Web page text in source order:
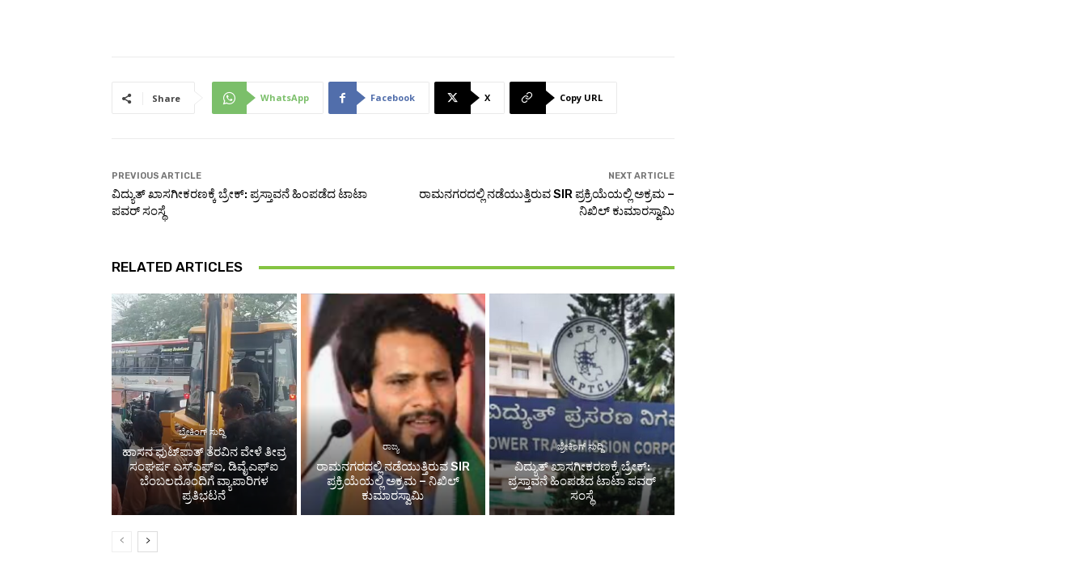
Share WhatsApp Facebook X Copy URL
PREVIOUS ARTICLE
ವಿದ್ಯುತ್ ಖಾಸಗೀಕರಣಕ್ಕೆ ಬ್ರೇಕ್: ಪ್ರಸ್ತಾವನೆ ಹಿಂಪಡೆದ ಟಾಟಾ
ಪವರ್ ಸಂಸ್ಥೆ
NEXT ARTICLE
ರಾಮನಗರದಲ್ಲಿ ನಡೆಯುತ್ತಿರುವ SIR ಪ್ರಕ್ರಿಯೆಯಲ್ಲಿ ಅಕ್ರಮ –
ನಿಖಿಲ್ ಕುಮಾರಸ್ವಾಮಿ
RELATED ARTICLES
ಬ್ರೇಕಿಂಗ್ ಸುದ್ದಿ
ಹಾಸನ ಫುಟ್‌ಪಾತ್ ತೆರವಿನ ವೇಳೆ ತೀವ್ರ
ಸಂಘರ್ಷ ಎಸ್‌ಎಫ್‌ಐ, ಡಿವೈಎಫ್‌ಐ
ಬೆಂಬಲದೊಂದಿಗೆ ವ್ಯಾಪಾರಿಗಳ
ಪ್ರತಿಭಟನೆ
ರಾಜ್ಯ
ರಾಮನಗರದಲ್ಲಿ ನಡೆಯುತ್ತಿರುವ SIR
ಪ್ರಕ್ರಿಯೆಯಲ್ಲಿ ಅಕ್ರಮ – ನಿಖಿಲ್
ಕುಮಾರಸ್ವಾಮಿ
ಬ್ರೇಕಿಂಗ್ ಸುದ್ದಿ
ವಿದ್ಯುತ್ ಖಾಸಗೀಕರಣಕ್ಕೆ ಬ್ರೇಕ್:
ಪ್ರಸ್ತಾವನೆ ಹಿಂಪಡೆದ ಟಾಟಾ ಪವರ್
ಸಂಸ್ಥೆ